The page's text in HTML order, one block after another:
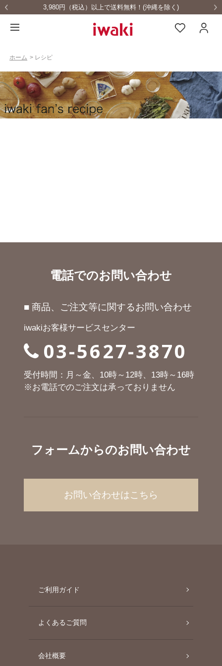
3,980円（税込）以上で送料無料！(沖縄を除く)
ホーム > レシピ
電話でのお問い合わせ
■ 商品、ご注文等に関するお問い合わせ
iwakiお客様サービスセンター
03-5627-3870
受付時間：月～金、10時～12時、13時～16時
※お電話でのご注文は承っておりません
フォームからのお問い合わせ
お問い合わせはこちら
ご利用ガイド
よくあるご質問
会社概要